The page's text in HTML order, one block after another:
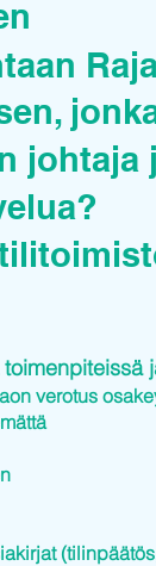
johtaja
verotus